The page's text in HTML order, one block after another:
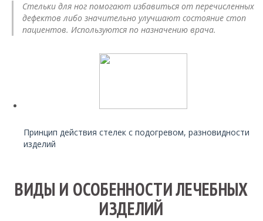
Стельки для ног помогают избавиться от перечисленных
дефектов либо значительно улучшают состояние стоп
пациентов. Используются по назначению врача.
Принцип действия стелек с подогревом, разновидности
изделий
ВИДЫ И ОСОБЕННОСТИ ЛЕЧЕБНЫХ
ИЗДЕЛИЙ